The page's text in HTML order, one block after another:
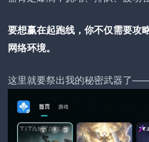
要想赢在起跑线，你不仅需要攻
网络环境。
这里就要祭出我的秘密武器了